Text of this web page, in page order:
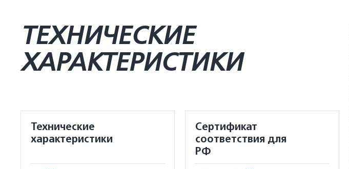
ТЕХНИЧЕСКИЕ
ХАРАКТЕРИСТИКИ
Технические
характеристики
Сертификат
соответствия для
РФ